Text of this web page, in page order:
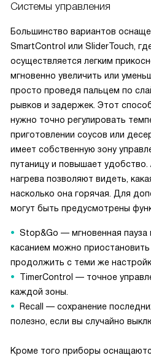
Системы управления
Большинство вариантов
SmartControl или SliderTouch,
осуществляется легким
мгновенно увеличить или
просто проведя пальцем по
рывков и задержек. Этот
нужно точно регулировать
приготовлении соусов или
имеет собственную зону
путаницу и повышает
нагрева позволяют видеть,
насколько она горячая. Для
могут быть предусмотрены
Stop&Go — мгновенная пауза
касанием можно приостановить
продолжить с теми же
TimerControl — точное
каждой зоны.
Recall — сохранение
полезно, если вы случайно
Кроме того приборы